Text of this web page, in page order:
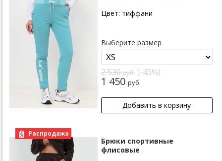
Цвет: тиффани
Выберите размер
2 530руб.(-43%)
1 450руб.
Распродажа
Брюки спортивные
флисовые